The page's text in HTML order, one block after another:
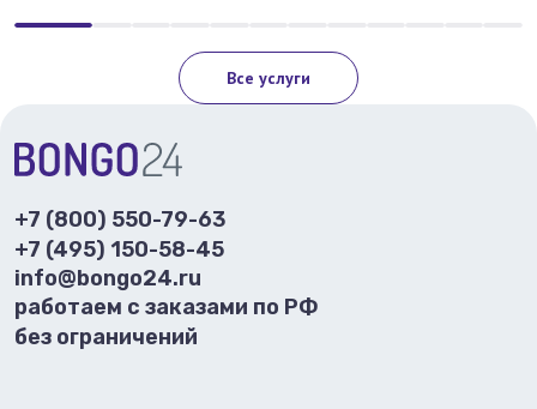
Все услуги
+7 (800) 550-79-63
+7 (495) 150-58-45
info@bongo24.ru
работаем с заказами по РФ
без ограничений